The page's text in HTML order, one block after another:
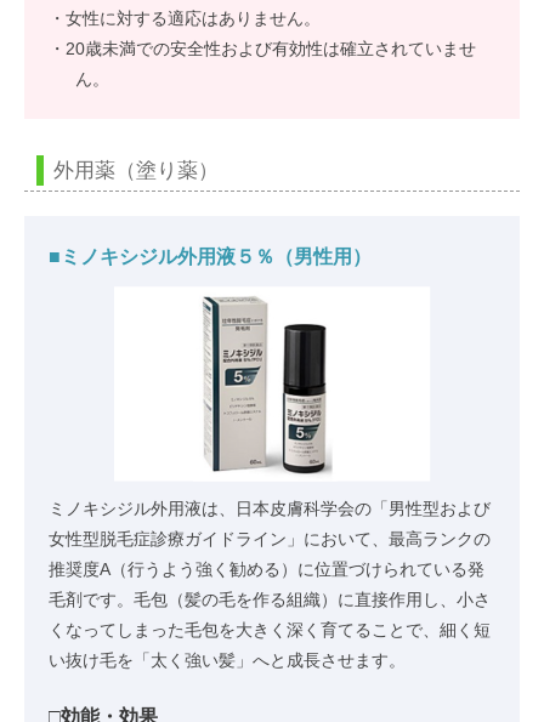
・女性に対する適応はありません。
・20歳未満での安全性および有効性は確立されていませ
ん。
外用薬（塗り薬）
■ミノキシジル外用液５％（男性用）
ミノキシジル外用液は、日本皮膚科学会の「男性型および
女性型脱毛症診療ガイドライン」において、最高ランクの
推奨度A（行うよう強く勧める）に位置づけられている発
毛剤です。毛包（髪の毛を作る組織）に直接作用し、小さ
くなってしまった毛包を大きく深く育てることで、細く短
い抜け毛を「太く強い髪」へと成長させます。
□効能・効果